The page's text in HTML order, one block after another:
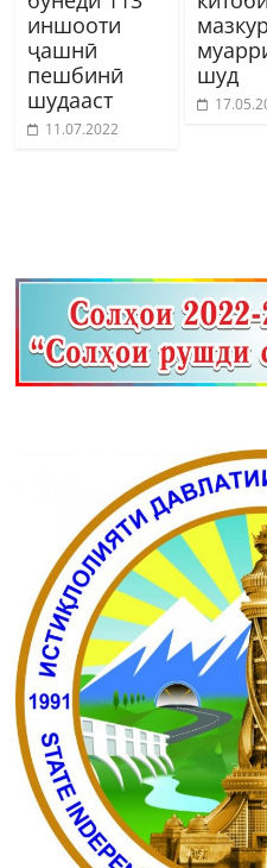
иншооти
ҷашнӣ
пешбинӣ
шудааст
11.07.2022
мазкур
шуд